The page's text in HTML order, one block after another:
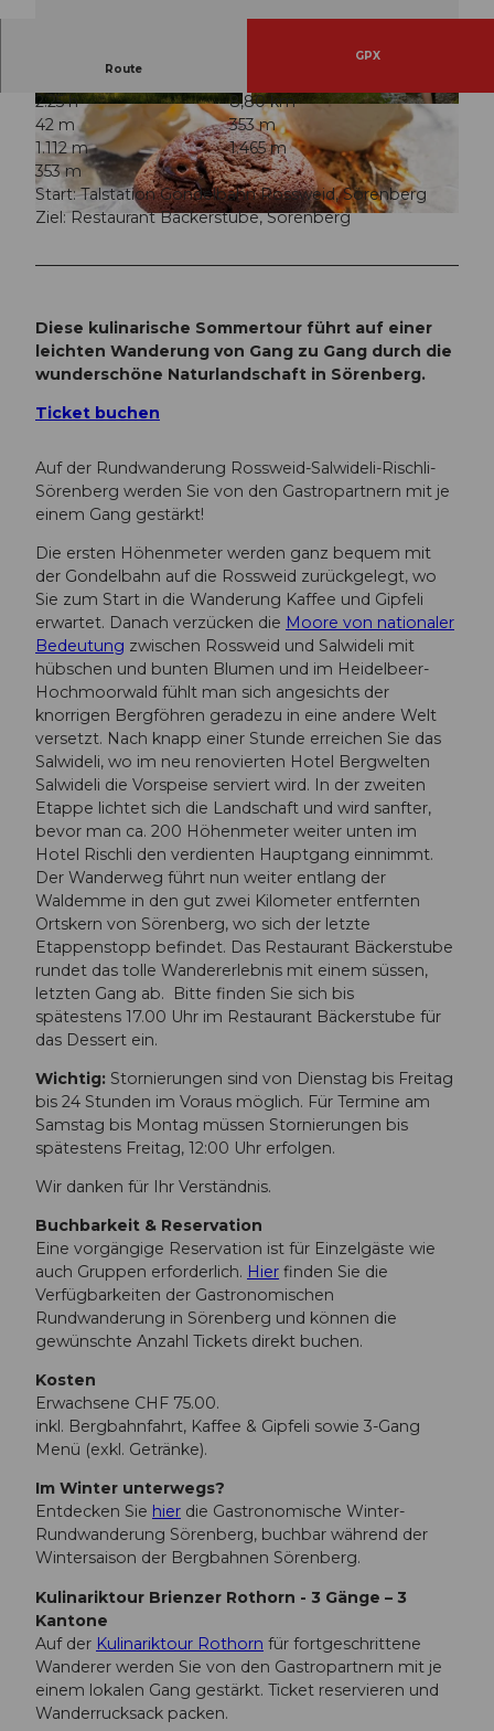
© Bergbahnen Sörenberg AG, UNESCO Biosphäre Entlebuch
© Beat Brechbühl, UNESCO Biosphäre Entlebu
ch
© Saskia Dugon, UNESCO Biosphäre Entlebuc
Route
GPX
2:25 h
8,80 km
42 m
353 m
1.112 m
1.465 m
353 m
Start: Talstation Gondelbahn Rossweid, Sörenberg
Ziel: Restaurant Bäckerstube, Sörenberg
Diese kulinarische Sommertour führt auf einer
leichten Wanderung von Gang zu Gang durch die
wunderschöne Naturlandschaft in Sörenberg.
Ticket buchen
Auf der Rundwanderung Rossweid-Salwideli-Rischli-
Sörenberg werden Sie von den Gastropartnern mit je
einem Gang gestärkt!
Die ersten Höhenmeter werden ganz bequem mit
der Gondelbahn auf die Rossweid zurückgelegt, wo
Sie zum Start in die Wanderung Kaffee und Gipfeli
erwartet. Danach verzücken die Moore von nationaler
Bedeutung zwischen Rossweid und Salwideli mit
hübschen und bunten Blumen und im Heidelbeer-
Hochmoorwald fühlt man sich angesichts der
knorrigen Bergföhren geradezu in eine andere Welt
versetzt. Nach knapp einer Stunde erreichen Sie das
Salwideli, wo im neu renovierten Hotel Bergwelten
Salwideli die Vorspeise serviert wird. In der zweiten
Etappe lichtet sich die Landschaft und wird sanfter,
bevor man ca. 200 Höhenmeter weiter unten im
Hotel Rischli den verdienten Hauptgang einnimmt.
Der Wanderweg führt nun weiter entlang der
Waldemme in den gut zwei Kilometer entfernten
Ortskern von Sörenberg, wo sich der letzte
Etappenstopp befindet. Das Restaurant Bäckerstube
rundet das tolle Wandererlebnis mit einem süssen,
letzten Gang ab. Bitte finden Sie sich bis
spätestens 17.00 Uhr im Restaurant Bäckerstube für
das Dessert ein.
Wichtig: Stornierungen sind von Dienstag bis Freitag
bis 24 Stunden im Voraus möglich. Für Termine am
Samstag bis Montag müssen Stornierungen bis
spätestens Freitag, 12:00 Uhr erfolgen.
Wir danken für Ihr Verständnis.
Buchbarkeit & Reservation
Eine vorgängige Reservation ist für Einzelgäste wie
auch Gruppen erforderlich. Hier finden Sie die
Verfügbarkeiten der Gastronomischen
Rundwanderung in Sörenberg und können die
gewünschte Anzahl Tickets direkt buchen.
Kosten
Erwachsene CHF 75.00.
inkl. Bergbahnfahrt, Kaffee & Gipfeli sowie 3-Gang
Menü (exkl. Getränke).
Im Winter unterwegs?
Entdecken Sie hier die Gastronomische Winter-
Rundwanderung Sörenberg, buchbar während der
Wintersaison der Bergbahnen Sörenberg.
Kulinariktour Brienzer Rothorn - 3 Gänge – 3
Kantone
Auf der Kulinariktour Rothorn für fortgeschrittene
Wanderer werden Sie von den Gastropartnern mit je
einem lokalen Gang gestärkt. Ticket reservieren und
Wanderrucksack packen.